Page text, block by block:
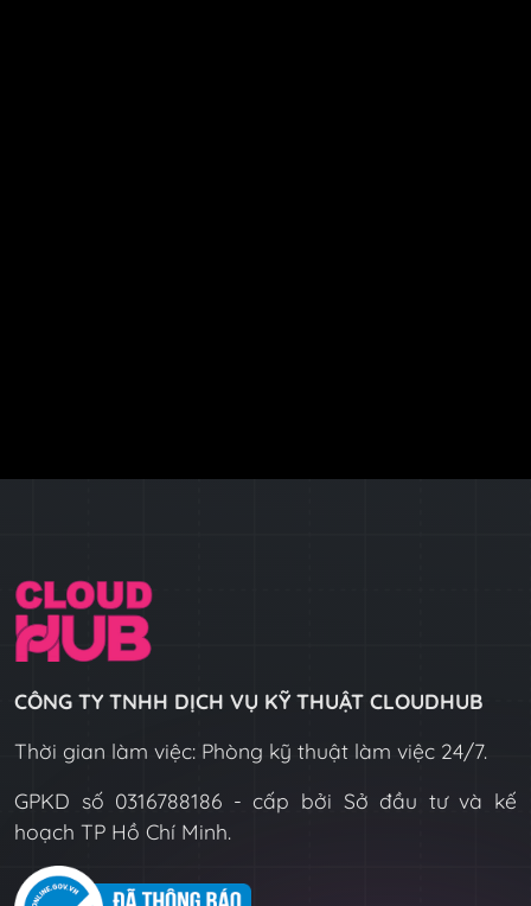
CÔNG TY TNHH DỊCH VỤ KỸ THUẬT CLOUDHUB
Thời gian làm việc: Phòng kỹ thuật làm việc 24/7.
GPKD số 0316788186 - cấp bởi Sở đầu tư và kế
hoạch TP Hồ Chí Minh.